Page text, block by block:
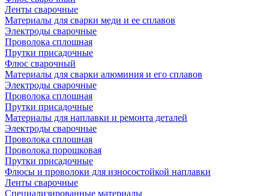
Ленты сварочные
Материалы для сварки меди и ее сплавов
Электроды сварочные
Проволока сплошная
Прутки присадочные
Флюс сварочный
Материалы для сварки алюминия и его сплавов
Электроды сварочные
Проволока сплошная
Прутки присадочные
Материалы для наплавки и ремонта деталей
Электроды сварочные
Проволока сплошная
Проволока порошковая
Прутки присадочные
Флюсы и проволоки для износостойкой наплавки
Ленты сварочные
Специализированные материалы